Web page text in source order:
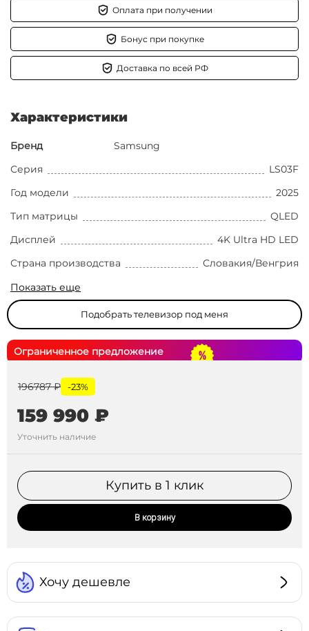
Оплата при получении
Бонус при покупке
Доставка по всей РФ
Характеристики
Бренд
Samsung
Серия
LS03F
Год модели
2025
Тип матрицы
QLED
Дисплей
4K Ultra HD LED
Страна производства
Словакия/Венгрия
Показать еще
Подобрать телевизор под меня
Ограниченное предложение
196787 ₽ -23%
159 990 ₽
Уточнить наличие
Купить в 1 клик
В корзину
Хочу дешевле